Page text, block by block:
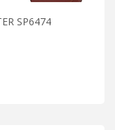
SP6474